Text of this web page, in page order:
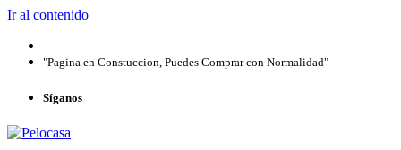
Ir al contenido
"Pagina en Constuccion, Puedes Comprar con Normalidad"
Síganos